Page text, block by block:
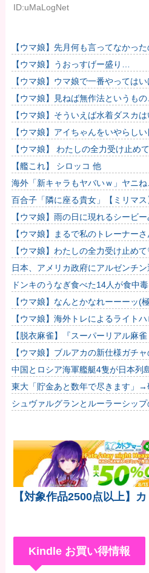
ID:uMaLogNet
【ウマ娘】先月何も言ってなかっ
したのが怪しいよな。
【ウマ娘】うおっすげー盛り…
【ウマ娘】ウマ娘で一番やっては
も育成でもグッズでもなく、これ。
【ウマ娘】見ねば無作法というも
エ…（殴
【ウマ娘】そういえば水着ダスカ
ｯｯｯ
【ウマ娘】アイちゃんをいやらし
りました…
【ウマ娘】 わたしの全力受け止め
のがふえてる…」
【艦これ】 シロッコ 他
海外「新キャラもヤバいｗ」ヤニ
百合子「隣に座る貴女」【ミリマス
【ウマ娘】雨の日に現れるシービ
【ウマ娘】まるで私のトレーナー
強者スペ一族…」
【ウマ娘】わたしの全力受け止め
のがふえてる…」
日本、アメリカ政府にアルゼンチン
しまうwwwwwwもうすでに158円
ドンキのうなぎ食べた14人が食中
【ウマ娘】なんとかなれーーーッ(
【ウマ娘】海外トレによるライト
【脱衣麻雀】『スーパーリアル麻
に発売決定！他
【ウマ娘】ブルアカの新仕様ガチ
ウマ娘ガチャに例えると…地獄だな
中国とロシア海軍艦艇4隻が日本列
を公開！
東大「貯金あと数年で尽きます」→
シュヴァルグランとルーラーシッ
【対象作品2500点以上】
Kindle お買い得情報